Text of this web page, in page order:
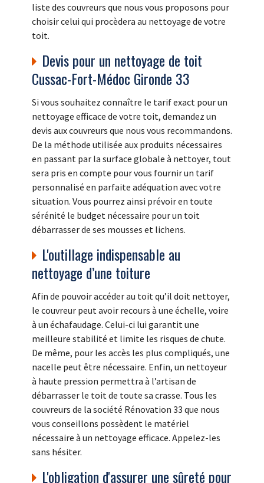
liste des couvreurs que nous vous proposons pour
choisir celui qui procèdera au nettoyage de votre
toit.
Devis pour un nettoyage de toit
Cussac-Fort-Médoc Gironde 33
Si vous souhaitez connaître le tarif exact pour un
nettoyage efficace de votre toit, demandez un
devis aux couvreurs que nous vous recommandons.
De la méthode utilisée aux produits nécessaires
en passant par la surface globale à nettoyer, tout
sera pris en compte pour vous fournir un tarif
personnalisé en parfaite adéquation avec votre
situation. Vous pourrez ainsi prévoir en toute
sérénité le budget nécessaire pour un toit
débarrasser de ses mousses et lichens.
L'outillage indispensable au
nettoyage d’une toiture
Afin de pouvoir accéder au toit qu’il doit nettoyer,
le couvreur peut avoir recours à une échelle, voire
à un échafaudage. Celui-ci lui garantit une
meilleure stabilité et limite les risques de chute.
De même, pour les accès les plus compliqués, une
nacelle peut être nécessaire. Enfin, un nettoyeur
à haute pression permettra à l’artisan de
débarrasser le toit de toute sa crasse. Tous les
couvreurs de la société Rénovation 33 que nous
vous conseillons possèdent le matériel
nécessaire à un nettoyage efficace. Appelez-les
sans hésiter.
L'obligation d'assurer une sûreté pour